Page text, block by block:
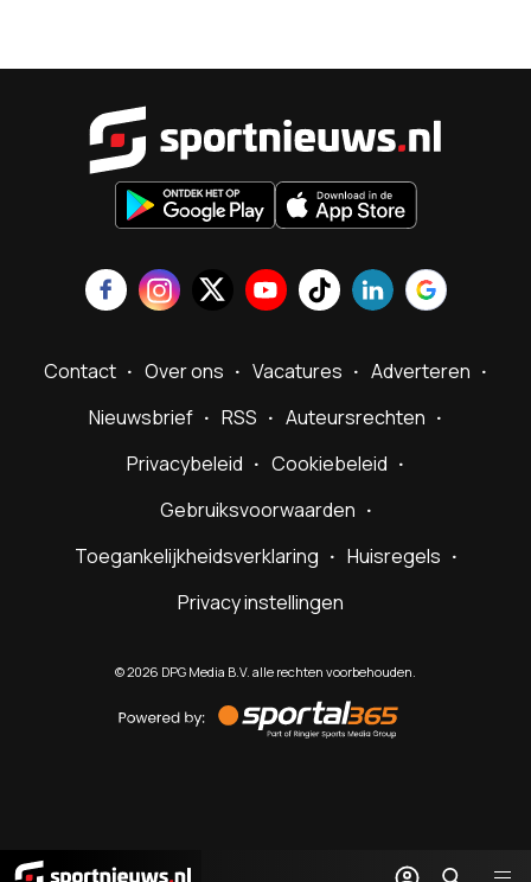
Contact Over ons Vacatures
Adverteren
Nieuwsbrief
RSS
Auteursrechten
Privacybeleid
Cookiebeleid
Gebruiksvoorwaarden
Toegankelijkheidsverklaring
Huisregels
Privacy instellingen
©2026 DPG Media B.V. alle rechten voorbehouden.
by
Sportal365